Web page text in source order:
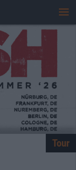
Tour